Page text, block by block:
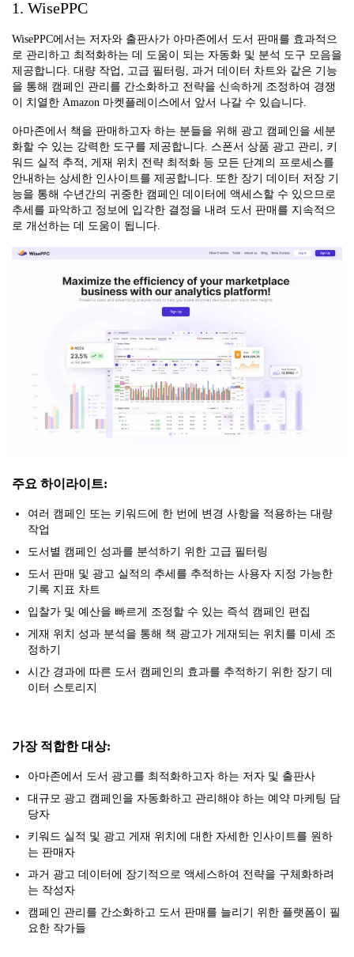
1. WisePPC
WisePPC에서는 저자와 출판사가 아마존에서 도서 판매를 효과적으
로 관리하고 최적화하는 데 도움이 되는 자동화 및 분석 도구 모음을
제공합니다. 대량 작업, 고급 필터링, 과거 데이터 차트와 같은 기능
을 통해 캠페인 관리를 간소화하고 전략을 신속하게 조정하여 경쟁
이 치열한 Amazon 마켓플레이스에서 앞서 나갈 수 있습니다.
아마존에서 책을 판매하고자 하는 분들을 위해 광고 캠페인을 세분
화할 수 있는 강력한 도구를 제공합니다. 스폰서 상품 광고 관리, 키
워드 실적 추적, 게재 위치 전략 최적화 등 모든 단계의 프로세스를
안내하는 상세한 인사이트를 제공합니다. 또한 장기 데이터 저장 기
능을 통해 수년간의 귀중한 캠페인 데이터에 액세스할 수 있으므로
추세를 파악하고 정보에 입각한 결정을 내려 도서 판매를 지속적으
로 개선하는 데 도움이 됩니다.
주요 하이라이트:
여러 캠페인 또는 키워드에 한 번에 변경 사항을 적용하는 대량
작업
도서별 캠페인 성과를 분석하기 위한 고급 필터링
도서 판매 및 광고 실적의 추세를 추적하는 사용자 지정 가능한
기록 지표 차트
입찰가 및 예산을 빠르게 조정할 수 있는 즉석 캠페인 편집
게재 위치 성과 분석을 통해 책 광고가 게재되는 위치를 미세 조
정하기
시간 경과에 따른 도서 캠페인의 효과를 추적하기 위한 장기 데
이터 스토리지
가장 적합한 대상:
아마존에서 도서 광고를 최적화하고자 하는 저자 및 출판사
대규모 광고 캠페인을 자동화하고 관리해야 하는 예약 마케팅 담
당자
키워드 실적 및 광고 게재 위치에 대한 자세한 인사이트를 원하
는 판매자
과거 광고 데이터에 장기적으로 액세스하여 전략을 구체화하려
는 작성자
캠페인 관리를 간소화하고 도서 판매를 늘리기 위한 플랫폼이 필
요한 작가들